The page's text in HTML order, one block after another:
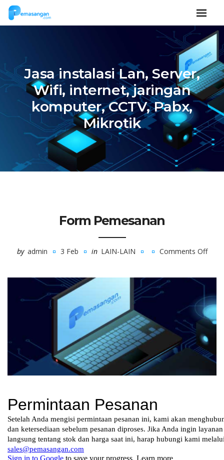
Jasa instalasi Lan, Server,
Wifi, internet, jaringan
komputer, CCTV, Pabx,
Mikrotik
Form Pemesanan
by admin 3 Feb in LAIN-LAIN
Comments Off